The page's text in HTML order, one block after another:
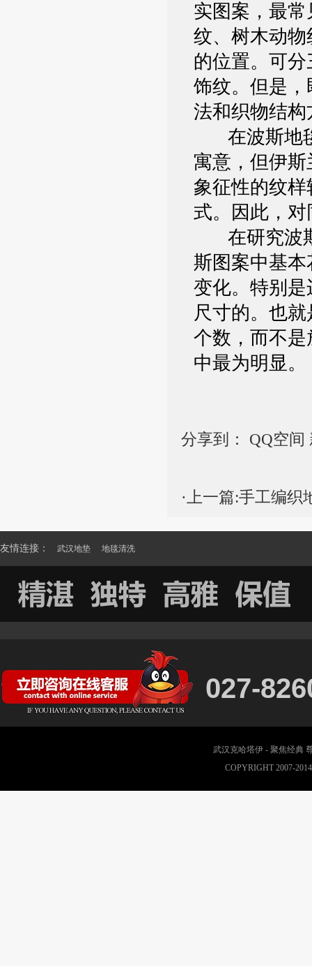
实图案，最
纹、树木动
的位置。可
饰纹。但是
法和织物结
在波斯地毯
寓意，但伊
象征性的纹
式。因此，
在研究波斯
斯图案中基
变化。特别
尺寸的。也
个数，而不
中最为明显。
分享到： QQ空间
·上一篇:手工编织
友情连接： 武汉地垫 地毯清洗
027-
武汉克哈塔伊 - 聚焦经典
COPYRIGHT 2007-